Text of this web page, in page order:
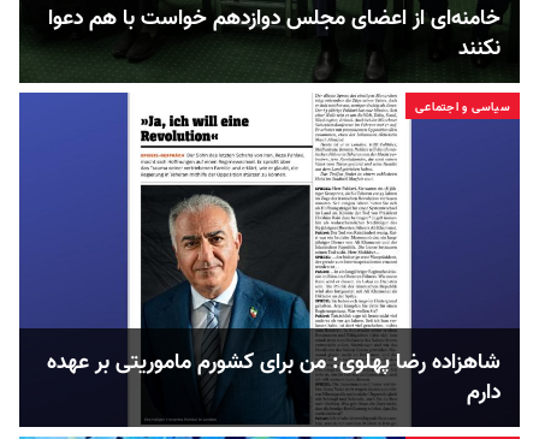
خامنه‌ای از اعضای مجلس دوازدهم خواست با هم دعوا
نکنند
سیاسی و اجتماعی
شاهزاده رضا پهلوی: من برای کشورم ماموریتی بر عهده
دارم